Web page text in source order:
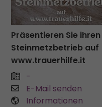
Präsentieren Sie ihren
Steinmetzbetrieb auf
www.trauerhilfe.it
-
E-Mail senden
Informationen